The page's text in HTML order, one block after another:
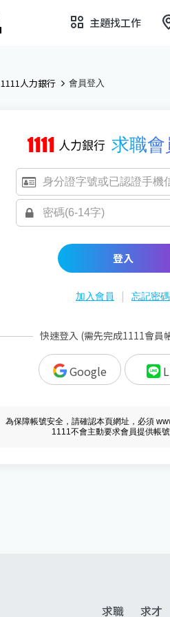
主題找工作
1111人力銀行 會員登入
求職會
登入
加入會員 | 忘記密碼
快速登入 (需先完成1111會員
Google
為保障帳號安全，請確認本頁網址，必須
1111不會主動要求會員提供帳
求職 求才